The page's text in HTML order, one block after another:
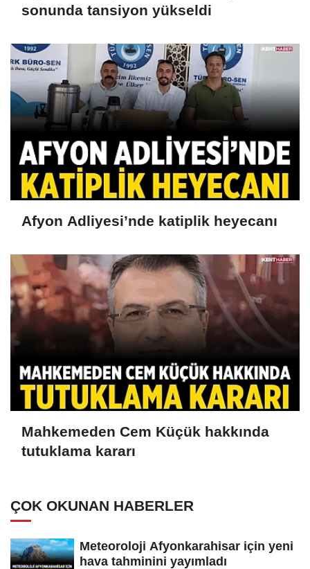
sonunda tansiyon yükseldi
Afyon Adliyesi’nde katiplik heyecanı
Mahkemeden Cem Küçük hakkında
tutuklama kararı
ÇOK OKUNAN HABERLER
Meteoroloji Afyonkarahisar için yeni
hava tahminini yayımladı